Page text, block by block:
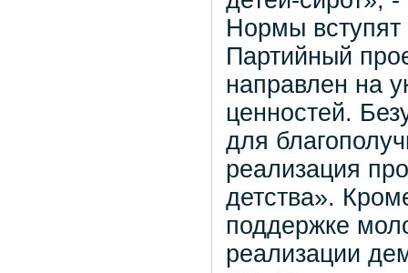
Нормы вступят
Партийный
направлен на
ценностей.
для
реализация
детства».
поддержке
реализации